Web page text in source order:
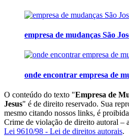
empresa de mudanças São
onde encontrar empresa de
O conteúdo do texto "Empresa de
Jesus" é de direito reservado. Sua
mesmo citando nossos links, é
Crime de violação de direito autoral –
Lei 9610/98 - Lei de direitos autorais.